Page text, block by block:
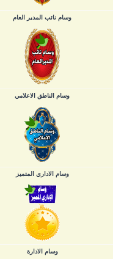
وسام نائب المدير العام
وسام الناطق الاعلامي
وسام الاداري المتميز
وسام الادارة